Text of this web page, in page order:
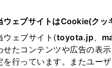
ウェブサイトはCookie(クッ
ウェブサイト(toyota.jp、
せたコンテンツや広告の表
を行っています。またユー
ト トピックス